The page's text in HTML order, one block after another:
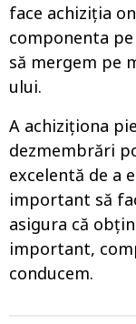
face achiziția
componenta
să mergem pe
ului.
A achiziționa
dezmembrări
excelentă de a
important să
asigura că
important,
conducem.